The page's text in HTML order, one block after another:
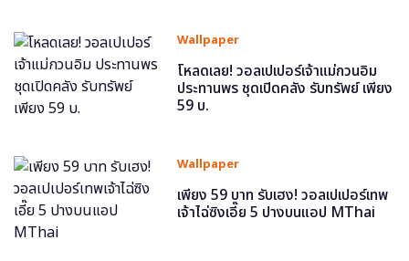
Wallpaper
โหลดเลย! วอลเปเปอร์เจ้าแม่กวนอิม
ประทานพร ชุดเปิดคลัง รับทรัพย์ เพียง
59 บ.
Wallpaper
เพียง 59 บาท รับเฮง! วอลเปเปอร์เทพ
เจ้าไฉ่ซิงเอี๊ย 5 ปางบนแอป MThai